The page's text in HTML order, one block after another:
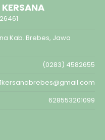
KERSANA
Kab. Brebes, Jawa
(0283) 4582655
628553201099